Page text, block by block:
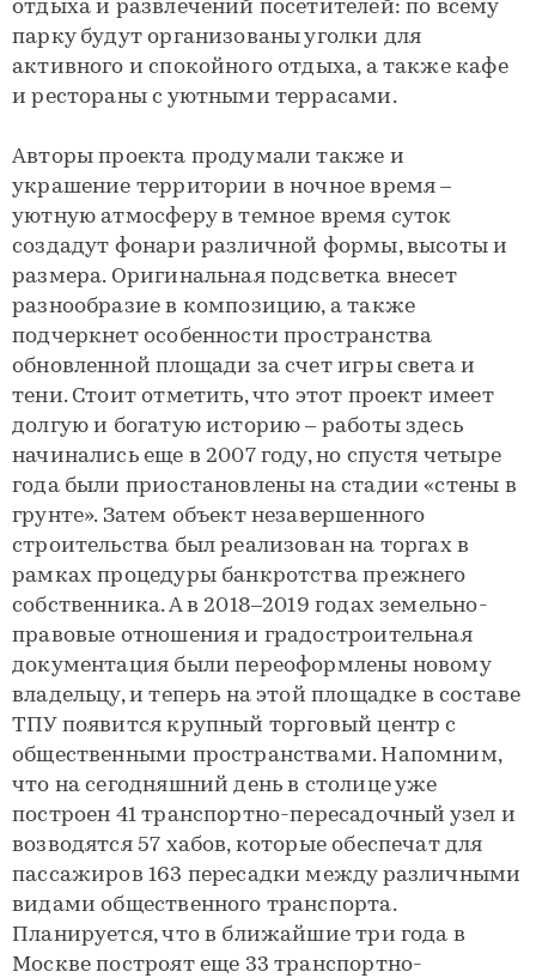
отдыха и развлечений посетителей: по всему
парку будут организованы уголки для
активного и спокойного отдыха, а также кафе
и рестораны с уютными террасами.
Авторы проекта продумали также и
украшение территории в ночное время –
уютную атмосферу в темное время суток
создадут фонари различной формы, высоты и
размера. Оригинальная подсветка внесет
разнообразие в композицию, а также
подчеркнет особенности пространства
обновленной площади за счет игры света и
тени. Стоит отметить, что этот проект имеет
долгую и богатую историю – работы здесь
начинались еще в 2007 году, но спустя четыре
года были приостановлены на стадии «стены в
грунте». Затем объект незавершенного
строительства был реализован на торгах в
рамках процедуры банкротства прежнего
собственника. А в 2018–2019 годах земельно-
правовые отношения и градостроительная
документация были переоформлены новому
владельцу, и теперь на этой площадке в составе
ТПУ появится крупный торговый центр с
общественными пространствами. Напомним,
что на сегодняшний день в столице уже
построен 41 транспортно-пересадочный узел и
возводятся 57 хабов, которые обеспечат для
пассажиров 163 пересадки между различными
видами общественного транспорта.
Планируется, что в ближайшие три года в
Москве построят еще 33 транспортно-